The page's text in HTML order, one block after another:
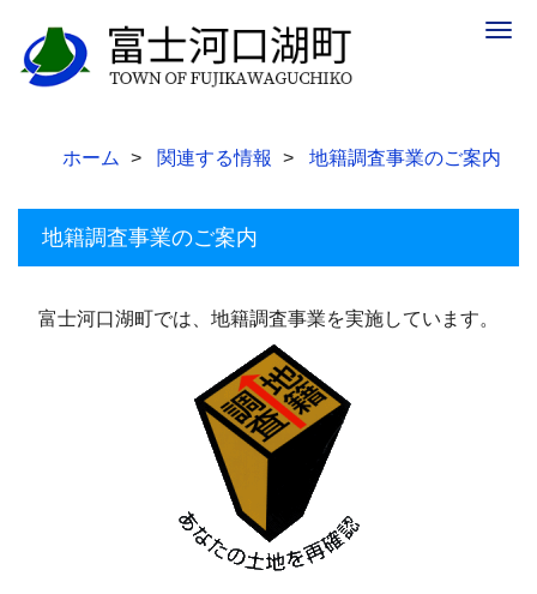
ホーム 関連する情報 地籍調査事業のご案内
地籍調査事業のご案内
富士河口湖町では、地籍調査事業を実施しています。